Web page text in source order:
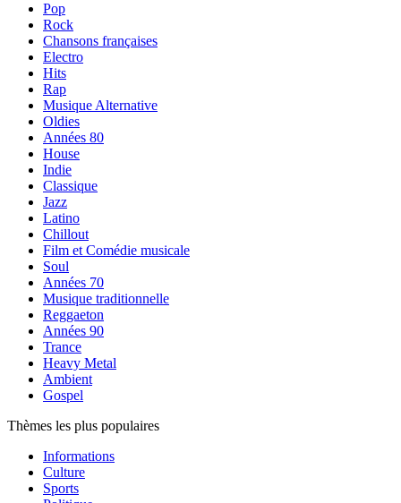
Pop
Rock
Chansons françaises
Electro
Hits
Rap
Musique Alternative
Oldies
Années 80
House
Indie
Classique
Jazz
Latino
Chillout
Film et Comédie musicale
Soul
Années 70
Musique traditionnelle
Reggaeton
Années 90
Trance
Heavy Metal
Ambient
Gospel
Thèmes les plus populaires
Informations
Culture
Sports